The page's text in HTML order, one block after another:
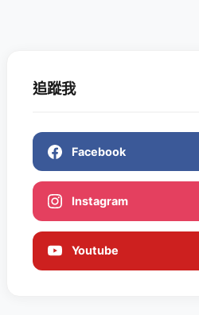
追蹤我
Facebook
Instagram
Youtube